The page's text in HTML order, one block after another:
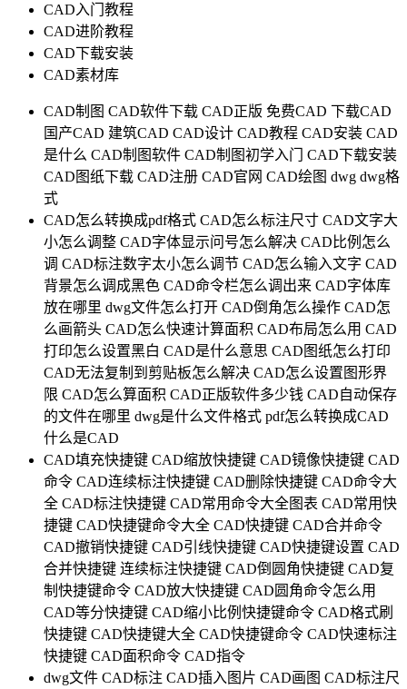
CAD入门教程
CAD进阶教程
CAD下载安装
CAD素材库
CAD制图 CAD软件下载 CAD正版 免费CAD 下载CAD
国产CAD 建筑CAD CAD设计 CAD教程 CAD安装 CAD
是什么 CAD制图软件 CAD制图初学入门
CAD下载安装
CAD图纸下载 CAD注册 CAD官网 CAD绘图 dwg dwg格
式
CAD怎么转换成pdf格式 CAD怎么标注尺寸 CAD文字大
小怎么调整 CAD字体显示问号怎么解决 CAD比例怎么
调 CAD标注数字太小怎么调节 CAD怎么输入文字 CAD
背景怎么调成黑色 CAD命令栏怎么调出来 CAD字体库
放在哪里 dwg文件怎么打开 CAD倒角怎么操作 CAD怎
么画箭头 CAD怎么快速计算面积 CAD布局怎么用 CAD
打印怎么设置黑白 CAD是什么意思 CAD图纸怎么打印
CAD无法复制到剪贴板怎么解决 CAD怎么设置图形界
限 CAD怎么算面积 CAD正版软件多少钱 CAD自动保存
的文件在哪里 dwg是什么文件格式 pdf怎么转换成CAD
什么是CAD
CAD填充快捷键 CAD缩放快捷键 CAD镜像快捷键 CAD
命令 CAD连续标注快捷键 CAD删除快捷键 CAD命令大
全 CAD标注快捷键 CAD常用命令大全图表 CAD常用快
捷键 CAD快捷键命令大全 CAD快捷键 CAD合并命令
CAD撤销快捷键 CAD引线快捷键 CAD快捷键设置 CAD
合并快捷键 连续标注快捷键 CAD倒圆角快捷键 CAD复
制快捷键命令 CAD放大快捷键 CAD圆角命令怎么用
CAD等分快捷键 CAD缩小比例快捷键命令 CAD格式刷
快捷键 CAD快捷键大全 CAD快捷键命令 CAD快速标注
快捷键 CAD面积命令 CAD指令
dwg文件 CAD标注 CAD插入图片 CAD画图 CAD标注尺